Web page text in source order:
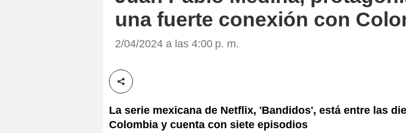
una fuerte conexión con
2/04/2024 a las 4:00 p. m.
Compartir esta noticia
La serie mexicana de Netflix, 'Bandidos', está entre las
Colombia y cuenta con siete episodios